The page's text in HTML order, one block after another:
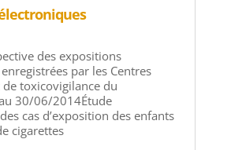
des expositions
par les Centres
toxicovigilance du
30/06/2014Étude
cas d’exposition des enfants
cigarettes